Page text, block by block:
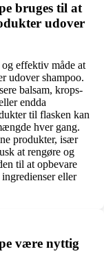
bruges til at
udover
effektiv måde at
udover shampoo.
balsam, krops-
endda
til flasken kan
hver gang.
produkter, især
at rengøre og
til at opbevare
eller
være nyttig